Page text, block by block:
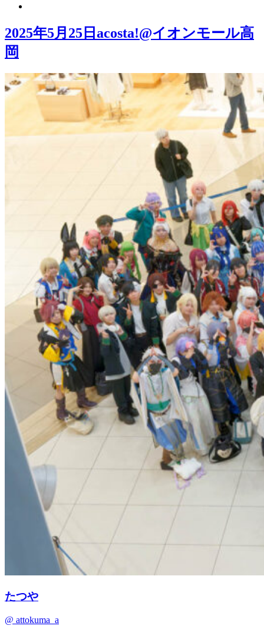
2025年5月25日acosta!@イオンモール高
岡
たつや
@ attokuma_a